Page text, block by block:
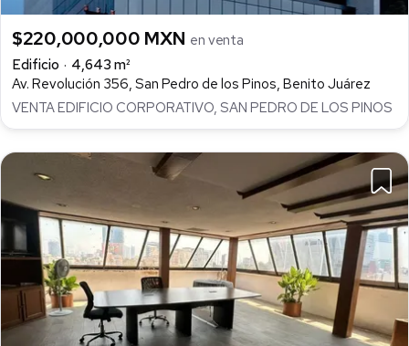
$220,000,000 MXN en venta
Edificio
4,643 m²
Av. Revolución 356, San Pedro de los Pinos, Benito Juárez
VENTA EDIFICIO CORPORATIVO, SAN PEDRO DE LOS PINOS